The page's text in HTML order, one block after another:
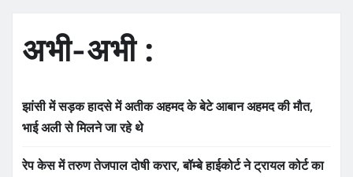
अभी-अभी :
झांसी में सड़क हादसे में अतीक अहमद के बेटे आबान अहमद की मौत,
भाई अली से मिलने जा रहे थे
रेप केस में तरुण तेजपाल दोषी करार, बॉम्बे हाईकोर्ट ने ट्रायल कोर्ट का